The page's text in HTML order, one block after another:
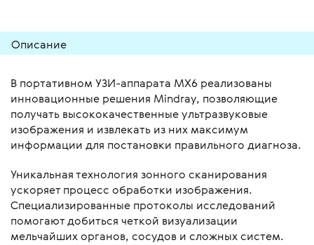
Описание
В портативном УЗИ-аппарата MX6 реализованы
инновационные решения Mindray, позволяющие
получать высококачественные ультразвуковые
изображения и извлекать из них максимум
информации для постановки правильного диагноза.
Уникальная технология зонного сканирования
ускоряет процесс обработки изображения.
Специализированные протоколы исследований
помогают добиться четкой визуализации
мельчайших органов, сосудов и сложных систем.